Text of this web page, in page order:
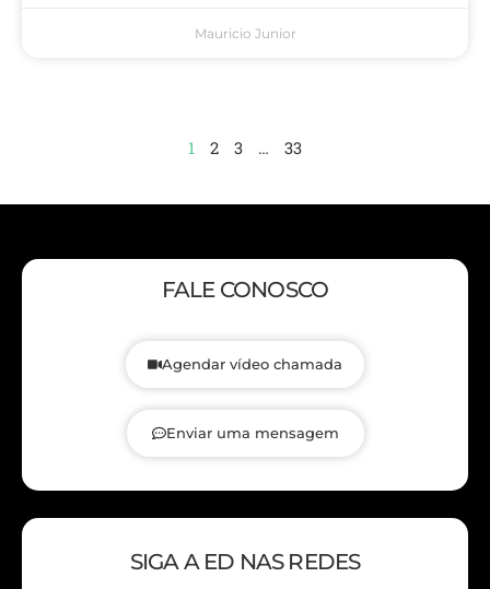
Mauricio Junior
1 2 3 … 33
FALE CONOSCO
Agendar vídeo chamada
Enviar uma mensagem
SIGA A ED NAS REDES